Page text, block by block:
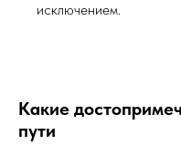
исключением.
Какие
пути